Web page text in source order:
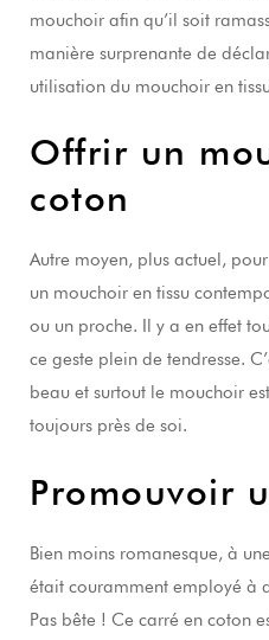
mouchoir afin qu’il soit
manière surprenante de
utilisation du mouchoir en
Offrir un
coton
Autre moyen, plus actuel,
un mouchoir en tissu
ou un proche. Il y a en effet
ce geste plein de tendresse.
beau et surtout le mouchoir
toujours près de soi.
Promouvoir
Bien moins romanesque, à
était couramment employé à
Pas bête ! Ce carré en coton